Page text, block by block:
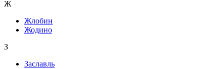
Ж
Жлобин
Жодино
З
Заславль